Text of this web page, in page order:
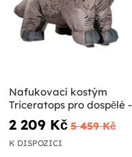
Nafukovací kostým
Triceratops pro dospělé -
Jurský svět
2 209 Kč 5 459 Kč
K DISPOZICI